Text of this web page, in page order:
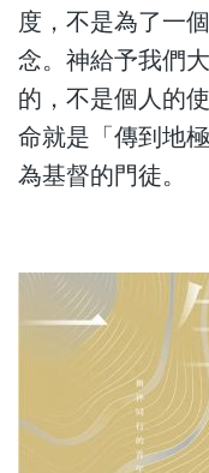
度，不是為了一
念。神給予我們
的，不是個人的
命就是「傳到地
為基督的門徒。